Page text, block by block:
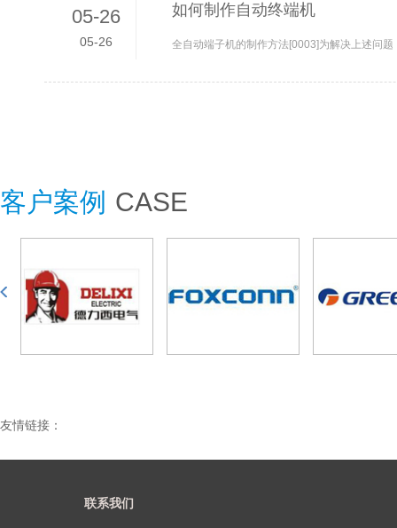
05-26
05-26
如何制作自动终端机
客户案例 CASE
友情链接：
联系我们